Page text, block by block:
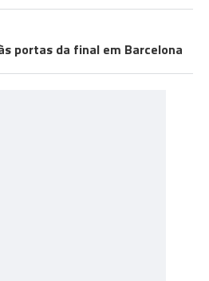
portas da final em Barcelona